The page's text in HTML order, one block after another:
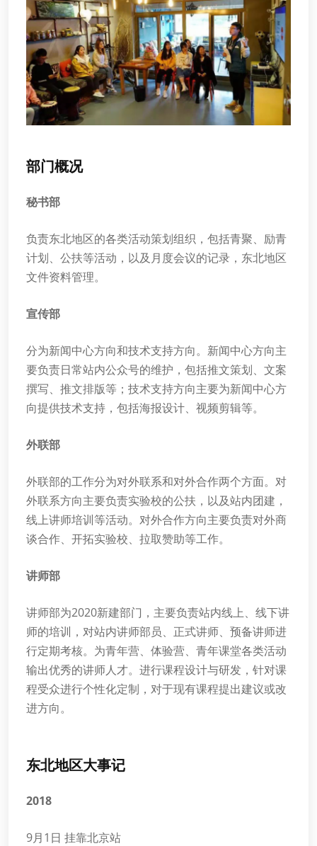
部门概况
秘书部
负责东北地区的各类活动策划组织，包括青聚、励青
计划、公扶等活动，以及月度会议的记录，东北地区
文件资料管理。
宣传部
分为新闻中心方向和技术支持方向。新闻中心方向主
要负责日常站内公众号的维护，包括推文策划、文案
撰写、推文排版等；技术支持方向主要为新闻中心方
向提供技术支持，包括海报设计、视频剪辑等。
外联部
外联部的工作分为对外联系和对外合作两个方面。对
外联系方向主要负责实验校的公扶，以及站内团建，
线上讲师培训等活动。对外合作方向主要负责对外商
谈合作、开拓实验校、拉取赞助等工作。
讲师部
讲师部为2020新建部门，主要负责站内线上、线下讲
师的培训，对站内讲师部员、正式讲师、预备讲师进
行定期考核。为青年营、体验营、青年课堂各类活动
输出优秀的讲师人才。进行课程设计与研发，针对课
程受众进行个性化定制，对于现有课程提出建议或改
进方向。
东北地区大事记
2018
9月1日 挂靠北京站